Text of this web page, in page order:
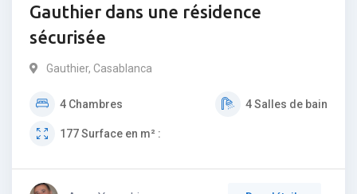
Gauthier dans une résidence
sécurisée
Gauthier, Casablanca
4 Chambres 4Salles de bain
177Surface en m² :